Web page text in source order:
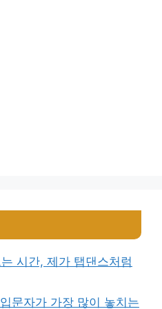
시간, 제가 탭댄스처럼
문자가 가장 많이 놓치는